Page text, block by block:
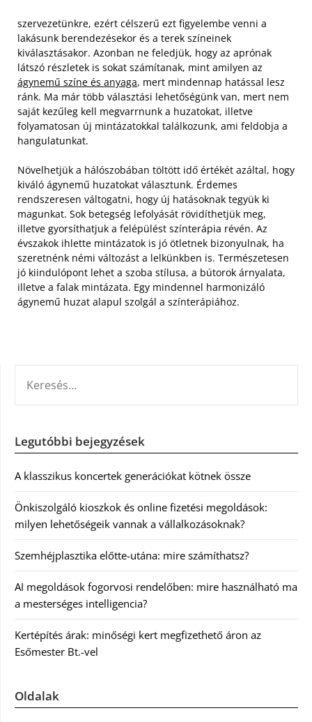
szervezetünkre, ezért célszerű ezt figyelembe venni a
lakásunk berendezésekor és a terek színeinek
kiválasztásakor. Azonban ne feledjük, hogy az aprónak
látszó részletek is sokat számítanak, mint amilyen az
ágynemű színe és anyaga, mert mindennap hatással lesz
ránk. Ma már több választási lehetőségünk van, mert nem
saját kezűleg kell megvarrnunk a huzatokat, illetve
folyamatosan új mintázatokkal találkozunk, ami feldobja a
hangulatunkat.
Növelhetjük a hálószobában töltött idő értékét azáltal, hogy
kiváló ágynemű huzatokat választunk. Érdemes
rendszeresen váltogatni, hogy új hatásoknak tegyük ki
magunkat. Sok betegség lefolyását rövidíthetjük meg,
illetve gyorsíthatjuk a felépülést színterápia révén. Az
évszakok ihlette mintázatok is jó ötletnek bizonyulnak, ha
szeretnénk némi változást a lelkünkben is. Természetesen
jó kiindulópont lehet a szoba stílusa, a bútorok árnyalata,
illetve a falak mintázata. Egy mindennel harmonizáló
ágynemű huzat alapul szolgál a színterápiához.
Legutóbbi bejegyzések
A klasszikus koncertek generációkat kötnek össze
Önkiszolgáló kioszkok és online fizetési megoldások:
milyen lehetőségeik vannak a vállalkozásoknak?
Szemhéjplasztika előtte-utána: mire számíthatsz?
AI megoldások fogorvosi rendelőben: mire használható ma
a mesterséges intelligencia?
Kertépítés árak: minőségi kert megfizethető áron az
Esőmester Bt.-vel
Oldalak